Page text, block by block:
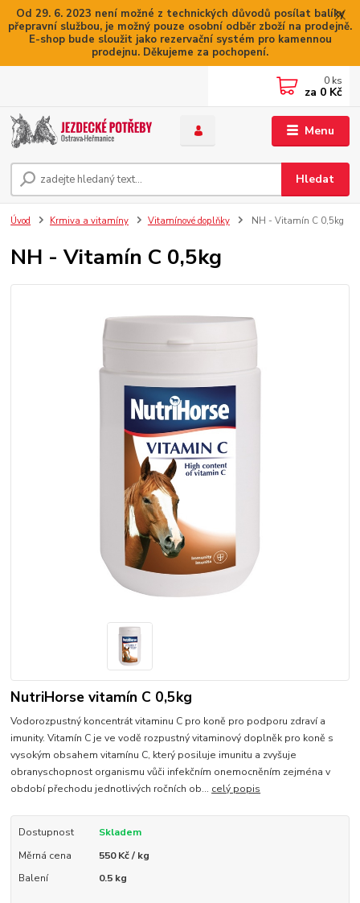
Od 29. 6. 2023 není možné z technických důvodů posílat balíky
přepravní službou, je možný pouze osobní odběr zboží na prodejně.
E-shop bude sloužit jako rezervační systém pro kamennou
prodejnu. Děkujeme za pochopení.
Menu
Hledat
0 ks
za 0 Kč
Úvod Krmiva a vitamíny Vitamínové doplňky NH - Vitamín C 0,5kg
NH - Vitamín C 0,5kg
NutriHorse vitamín C 0,5kg
Vodorozpustný koncentrát vitaminu C pro koně pro podporu zdraví a
imunity. Vitamín C je ve vodě rozpustný vitaminový doplněk pro koně s
vysokým obsahem vitamínu C, který posiluje imunitu a zvyšuje
obranyschopnost organismu vůči infekčním onemocněním zejména v
období přechodu jednotlivých ročních ob... celý popis
Dostupnost
Skladem
Měrná cena
550 Kč / kg
Balení
0.5 kg